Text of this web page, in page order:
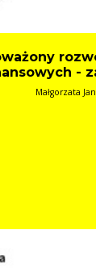
-
Małgorzata